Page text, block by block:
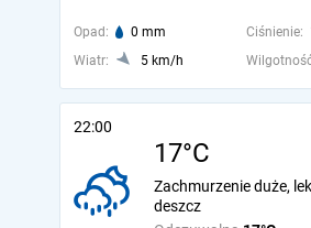
Opad: 0 mm Ciśnienie:
Wiatr:
5 km/h
22:00
17°C
Zachmurzenie duże,
deszcz